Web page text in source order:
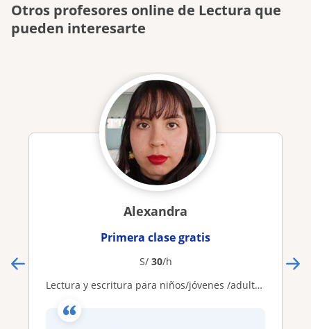
Otros profesores online de Lectura que
pueden interesarte
Alexandra
Primera clase gratis
S/ 30/h
Lectura y escritura para niños/jóvenes /adultos con habilidades diferentes